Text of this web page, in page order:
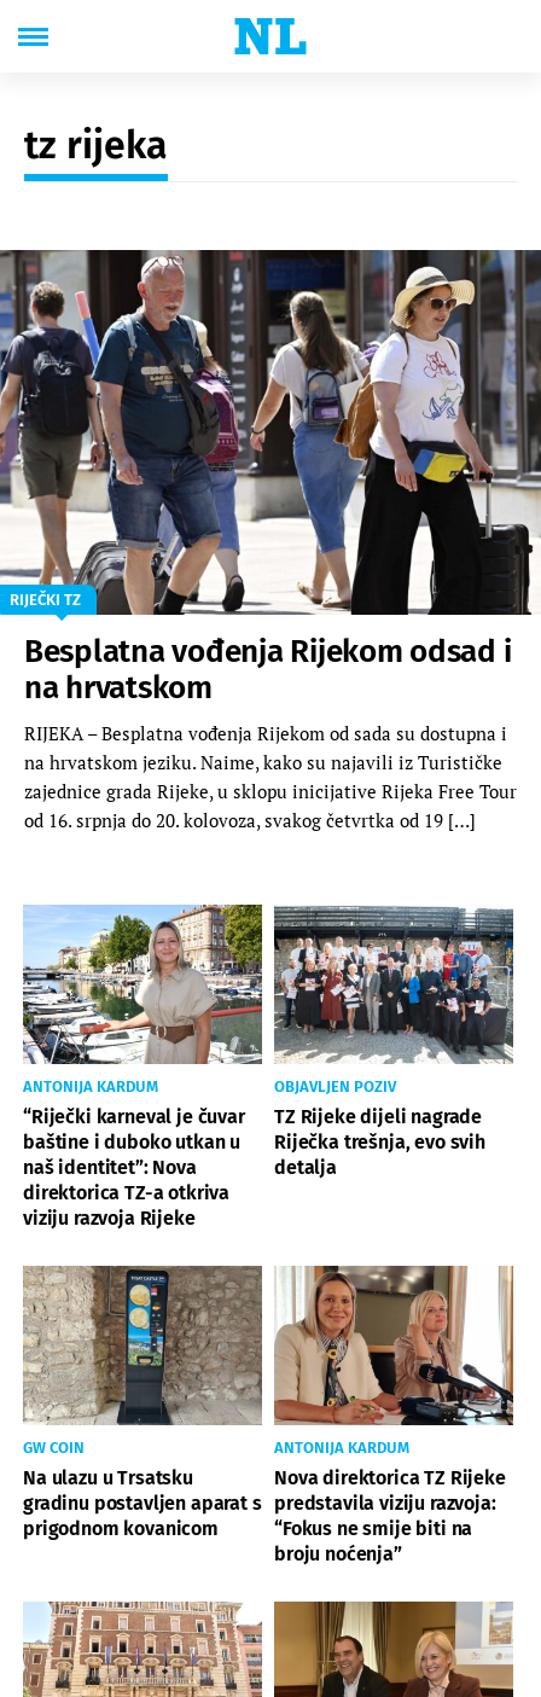
tz rijeka
RIJEČKI TZ
Besplatna vođenja Rijekom odsad i
na hrvatskom
RIJEKA – Besplatna vođenja Rijekom od sada su dostupna i
na hrvatskom jeziku. Naime, kako su najavili iz Turističke
zajednice grada Rijeke, u sklopu inicijative Rijeka Free Tour
od 16. srpnja do 20. kolovoza, svakog četvrtka od 19 […]
ANTONIJA KARDUM
“Riječki karneval je čuvar
baštine i duboko utkan u
naš identitet”: Nova
direktorica TZ-a otkriva
viziju razvoja Rijeke
OBJAVLJEN POZIV
TZ Rijeke dijeli nagrade
Riječka trešnja, evo svih
detalja
GW COIN
Na ulazu u Trsatsku
gradinu postavljen aparat s
prigodnom kovanicom
ANTONIJA KARDUM
Nova direktorica TZ Rijeke
predstavila viziju razvoja:
“Fokus ne smije biti na
broju noćenja”